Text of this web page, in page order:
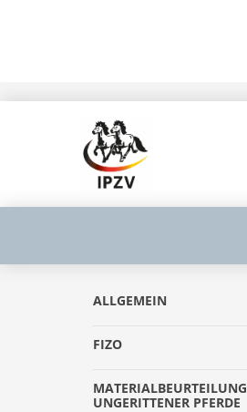
ALLGEMEIN
FIZO
MATERIALBEURTEILUNG
UNGERITTENER PFERDE